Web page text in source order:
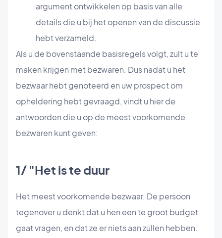
argument ontwikkelen op basis van alle
details die u bij het openen van de discussie
hebt verzameld.
Als u de bovenstaande basisregels volgt, zult u te
maken krijgen met bezwaren. Dus nadat u het
bezwaar hebt genoteerd en uw prospect om
opheldering hebt gevraagd, vindt u hier de
antwoorden die u op de meest voorkomende
bezwaren kunt geven:
1/ "Het is te duur
Het meest voorkomende bezwaar. De persoon
tegenover u denkt dat u hen een te groot budget
gaat vragen, en dat ze er niets aan zullen hebben.